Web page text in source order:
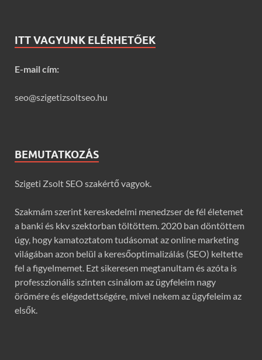
ITT VAGYUNK ELÉRHETŐEK
E-mail cím:
seo@szigetizsoltseo.hu
BEMUTATKOZÁS
Szigeti Zsolt SEO szakértő vagyok.
Szakmám szerint kereskedelmi menedzser de fél életemet
a banki és kkv szektorban töltöttem. 2020 ban döntöttem
úgy, hogy kamatoztatom tudásomat az online marketing
világában azon belül a keresőoptimalizálás (SEO) keltette
fel a figyelmemet. Ezt sikeresen megtanultam és azóta is
professzionális szinten csinálom az ügyfeleim nagy
örömére és elégedettségére, mivel nekem az ügyfeleim az
elsők.